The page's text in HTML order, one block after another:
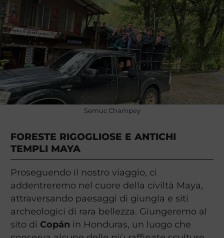
Semuc Champey
FORESTE RIGOGLIOSE E ANTICHI
TEMPLI MAYA
Proseguendo il nostro viaggio, ci
addentreremo nel cuore della civiltà Maya,
attraversando paesaggi di giungla e siti
archeologici di rara bellezza. Giungeremo al
sito di Copán in Honduras, un luogo che